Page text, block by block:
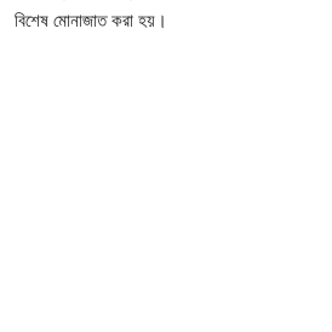
আইনি পরামর্শের
বিশেষ মোনাজাত করা হয়।